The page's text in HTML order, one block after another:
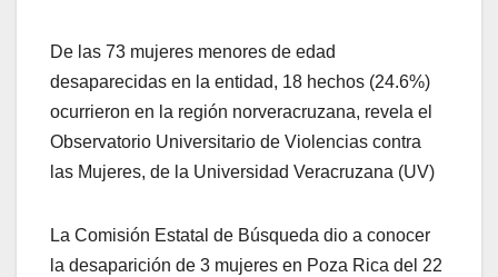
De las 73 mujeres menores de edad
desaparecidas en la entidad, 18 hechos (24.6%)
ocurrieron en la región norveracruzana, revela el
Observatorio Universitario de Violencias contra
las Mujeres, de la Universidad Veracruzana (UV)
La Comisión Estatal de Búsqueda dio a conocer
la desaparición de 3 mujeres en Poza Rica del 22